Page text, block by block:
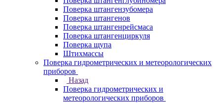
Поверка штангензубомера
Поверка штангенов
Поверка штангенрейсмаса
Поверка штангенциркуля
Поверка щупа
Штихмассы
Поверка гидрометрических и метеорологических
приборов
Назад
Поверка гидрометрических и
метеорологических приборов